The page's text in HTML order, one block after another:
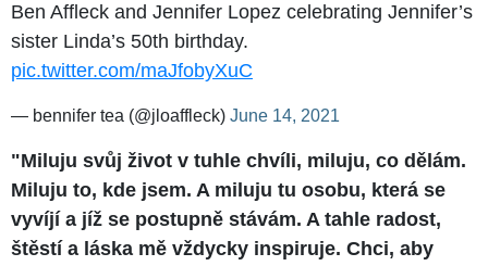
Ben Affleck and Jennifer Lopez celebrating Jennifer’s
sister Linda’s 50th birthday.
pic.twitter.com/maJfobyXuC
— bennifer tea (@jloaffleck) June 14, 2021
"Miluju svůj život v tuhle chvíli, miluju, co dělám.
Miluju to, kde jsem. A miluju tu osobu, která se
vyvíjí a jíž se postupně stávám. A tahle radost,
štěstí a láska mě vždycky inspiruje. Chci, aby